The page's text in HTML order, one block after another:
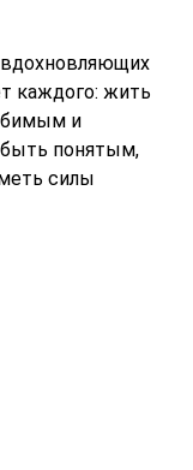
каждого: жить
и
понятым,
силы